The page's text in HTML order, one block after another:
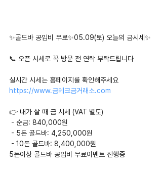
✨골드바 공임비 무료✨05.09(토) 오늘의 금시세✨
📞 오픈 시세로 꼭 방문 전 연락 부탁드립니다
실시간 시세는 홈페이지를 확인해주세요
https://www.금테크금거래소.com
👉 내가 살 때 금 시세 (VAT 별도)
- 순금: 840,000원
- 5돈 골드바: 4,250,000원
- 10돈 골드바: 8,400,000원
5돈이상 골드바 공임비 무료이벤트 진행중